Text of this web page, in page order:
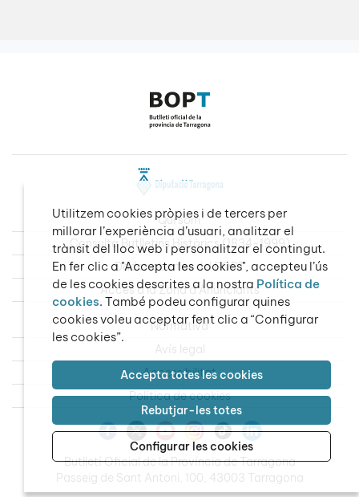
Qui som
Consulta Butlletins Històrics (1834-1999)
Dades obertes del BOPT
Accés a la Zona d’Anunciants
Normativa
Avís legal
Accessibilitat
Política de cookies
Butlletí Oficial de la Província de Tarragona
Passeig de Sant Antoni, 100, 43003 Tarragona
Utilitzem cookies pròpies i de tercers per
millorar l’experiència d’usuari, analitzar el
trànsit del lloc web i personalitzar el contingut.
En fer clic a "Accepta les cookies", accepteu l’ús
de les cookies descrites a la nostra Política de
cookies. També podeu configurar quines
cookies voleu acceptar fent clic a “Configurar
les cookies”.
Accepta totes les cookies
Rebutjar-les totes
Configurar les cookies